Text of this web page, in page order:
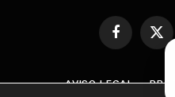
Facebook
X
AVISO LEGAL